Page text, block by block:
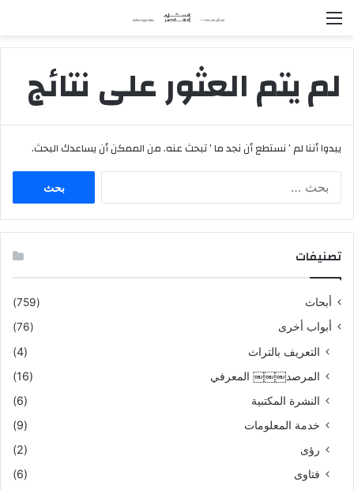
لم يتم العثور على نتائج
يبدوا أننا لم ’ نستطع أن نجد ما ’ تبحث عنه. من الممكن أن يساعدك البحث.
ن
تصنيفات
أبحاث
(759)
أبواب أخرى
(76)
التعريف بالتراث
(4)
المرصد￼￼￼ المعرفي
(16)
النشرة المكتبية
(6)
خدمة المعلومات
(9)
رؤى
(2)
فتاوى
(6)